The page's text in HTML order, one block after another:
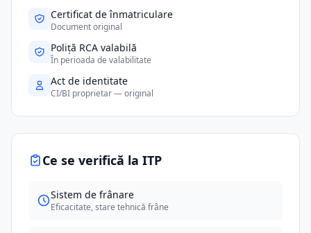
Certificat de înmatriculare
Document original
Poliță RCA valabilă
În perioada de valabilitate
Act de identitate
CI/BI proprietar — original
Ce se verifică la ITP
Sistem de frânare
Eficacitate, stare tehnică frâne